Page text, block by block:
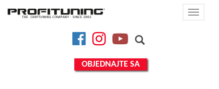
Toggle
FacebookInstagramYouTube
OBJEDNAJTE SA